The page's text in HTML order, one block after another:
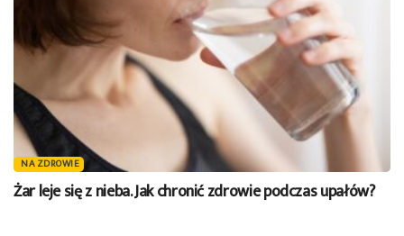
NA ZDROWIE
Żar leje się z nieba. Jak chronić zdrowie podczas upałów?